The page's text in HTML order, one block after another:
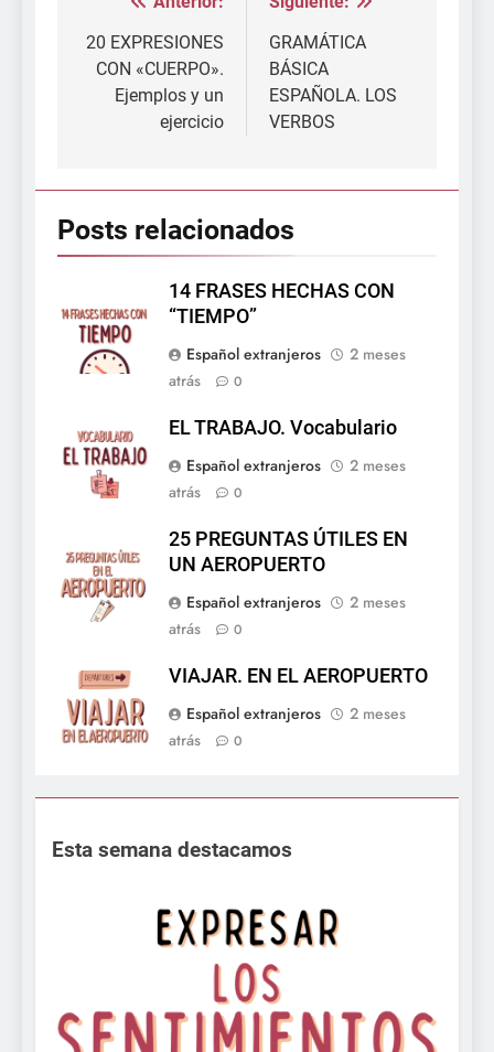
Navegación
de
entradas
20 EXPRESIONES
CON «CUERPO».
Ejemplos y un
ejercicio
GRAMÁTICA
BÁSICA
ESPAÑOLA. LOS
VERBOS
Posts relacionados
14 FRASES HECHAS CON
“TIEMPO”
Español extranjeros
2 meses
atrás
0
EL TRABAJO. Vocabulario
Español extranjeros
2 meses
atrás
0
25 PREGUNTAS ÚTILES EN
UN AEROPUERTO
Español extranjeros
2 meses
atrás
0
VIAJAR. EN EL AEROPUERTO
Español extranjeros
2 meses
atrás
0
Esta semana destacamos